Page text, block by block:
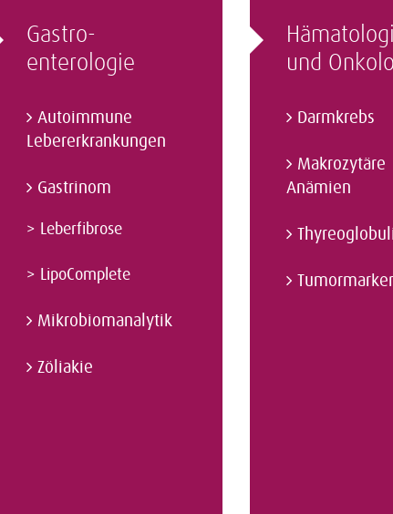
Gastro­
enterologie
Autoimmune
Lebererkrankungen
Gastrinom
> Leberfibrose
> LipoComplete
Mikrobiomanalytik
Zöliakie
und
Darmkrebs
Makrozytäre
Anämien
Tumormarker